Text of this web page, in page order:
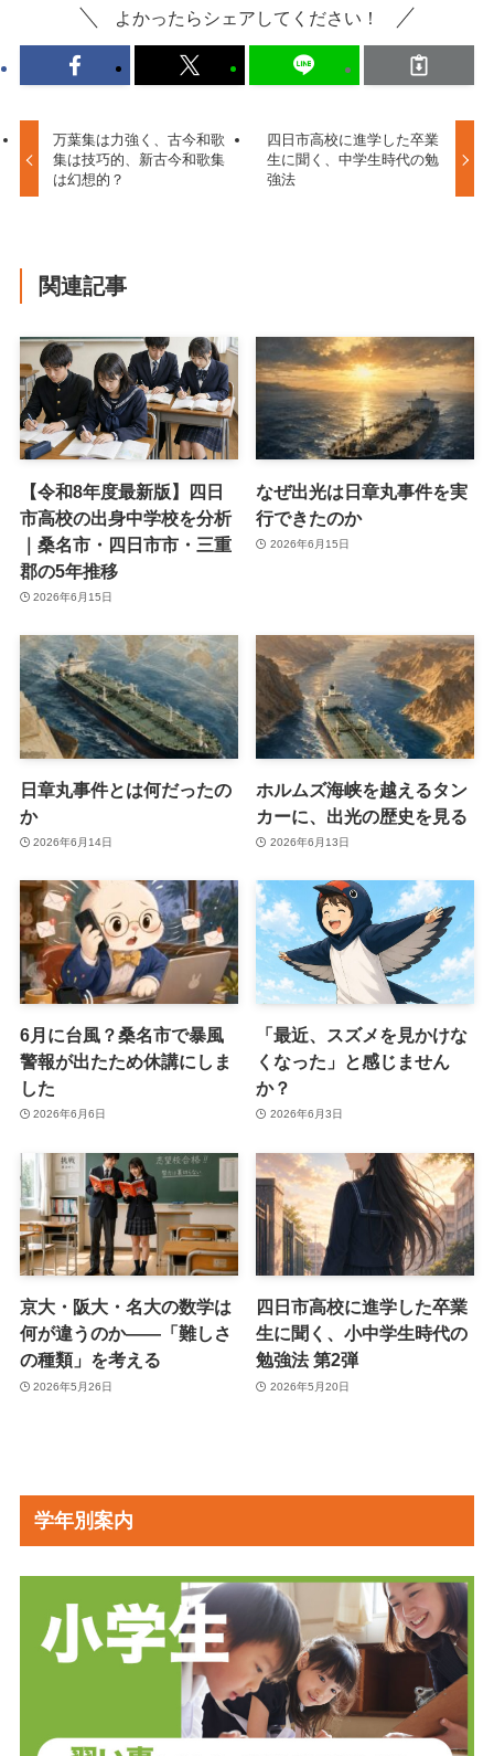
よかったらシェアしてください！
万葉集は力強く、古今和歌
集は技巧的、新古今和歌集
は幻想的？
四日市高校に進学した卒業
生に聞く、中学生時代の勉
強法
関連記事
【令和8年度最新版】四日
市高校の出身中学校を分析
｜桑名市・四日市市・三重
郡の5年推移
2026年6月15日
なぜ出光は日章丸事件を実
行できたのか
2026年6月15日
日章丸事件とは何だったの
か
2026年6月14日
ホルムズ海峡を越えるタン
カーに、出光の歴史を見る
2026年6月13日
6月に台風？桑名市で暴風
警報が出たため休講にしま
した
2026年6月6日
「最近、スズメを見かけな
くなった」と感じません
か？
2026年6月3日
京大・阪大・名大の数学は
何が違うのか――「難しさ
の種類」を考える
2026年5月26日
四日市高校に進学した卒業
生に聞く、小中学生時代の
勉強法 第2弾
2026年5月20日
学年別案内